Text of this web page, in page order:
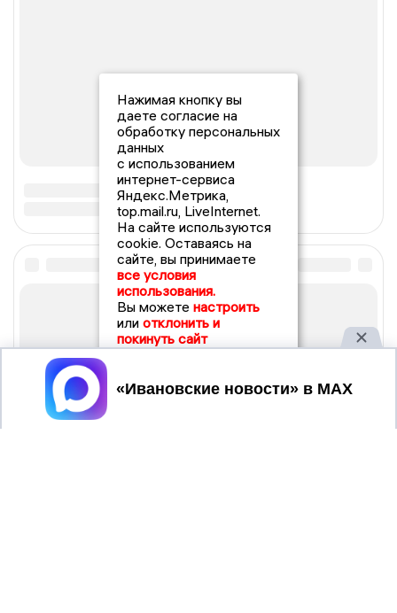
Нажимая кнопку вы
даете согласие на
обработку персональных
данных
с использованием
интернет-сервиса
Яндекс.Метрика,
top.mail.ru, LiveInternet.
На сайте используются
cookie. Оставаясь на
сайте, вы принимаете
все условия
использования.
Вы можете настроить
или отклонить и
покинуть сайт
Принять